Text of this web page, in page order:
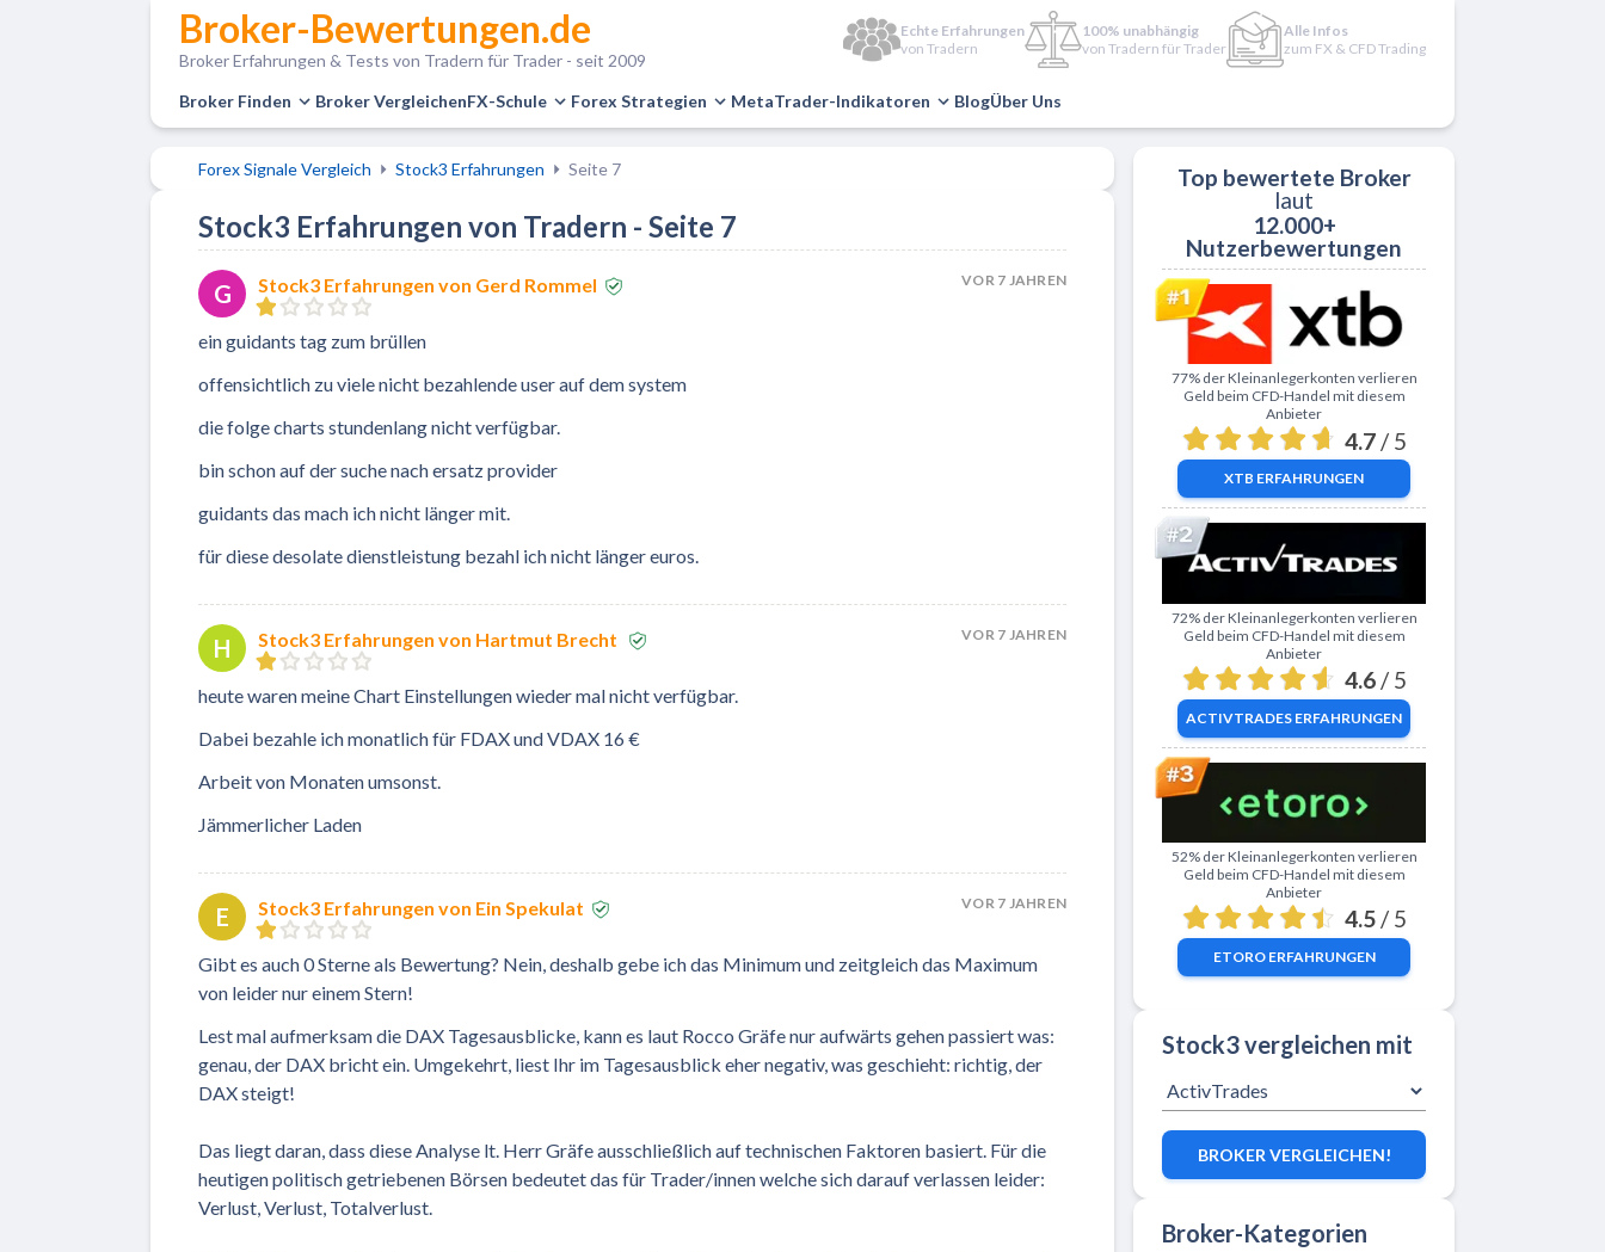
Broker-Bewertungen.de
Broker Erfahrungen & Tests von Tradern für Trader - seit 2009
Echte Erfahrungen
von Tradern
100% unabhängig
von Tradern für Trader
Alle Infos
zum FX & CFD Trading
Broker Finden Broker VergleichenFX-Schule Forex Strategien MetaTrader-Indikatoren BlogÜber Uns
Forex Signale Vergleich Stock3 Erfahrungen Seite 7
Stock3 Erfahrungen von Tradern - Seite 7
G Stock3 Erfahrungen von Gerd Rommel VOR 7 JAHREN
ein guidants tag zum brüllen
offensichtlich zu viele nicht bezahlende user auf dem system
die folge charts stundenlang nicht verfügbar.
bin schon auf der suche nach ersatz provider
guidants das mach ich nicht länger mit.
für diese desolate dienstleistung bezahl ich nicht länger euros.
H Stock3 Erfahrungen von Hartmut Brecht VOR 7 JAHREN
heute waren meine Chart Einstellungen wieder mal nicht verfügbar.
Dabei bezahle ich monatlich für FDAX und VDAX 16 €
Arbeit von Monaten umsonst.
Jämmerlicher Laden
E Stock3 Erfahrungen von Ein Spekulat VOR 7 JAHREN
Gibt es auch 0 Sterne als Bewertung? Nein, deshalb gebe ich das Minimum und zeitgleich das Maximum
von leider nur einem Stern!
Lest mal aufmerksam die DAX Tagesausblicke, kann es laut Rocco Gräfe nur aufwärts gehen passiert was:
genau, der DAX bricht ein. Umgekehrt, liest Ihr im Tagesausblick eher negativ, was geschieht: richtig, der
DAX steigt!
Das liegt daran, dass diese Analyse lt. Herr Gräfe ausschließlich auf technischen Faktoren basiert. Für die
heutigen politisch getriebenen Börsen bedeutet das für Trader/innen welche sich darauf verlassen leider:
Verlust, Verlust, Totalverlust.
Top bewertete Broker
laut
12.000+
Nutzerbewertungen
Zu XTB
77% der Kleinanlegerkonten verlieren
Geld beim CFD-Handel mit diesem
Anbieter
4.7 / 5
XTB ERFAHRUNGEN
Zu ActivTrades
72% der Kleinanlegerkonten verlieren
Geld beim CFD-Handel mit diesem
Anbieter
4.6 / 5
ACTIVTRADES ERFAHRUNGEN
Zu eToro
52% der Kleinanlegerkonten verlieren
Geld beim CFD-Handel mit diesem
Anbieter
4.5 / 5
ETOROERFAHRUNGEN
Stock3 vergleichen mit
BROKER VERGLEICHEN!
Broker-Kategorien